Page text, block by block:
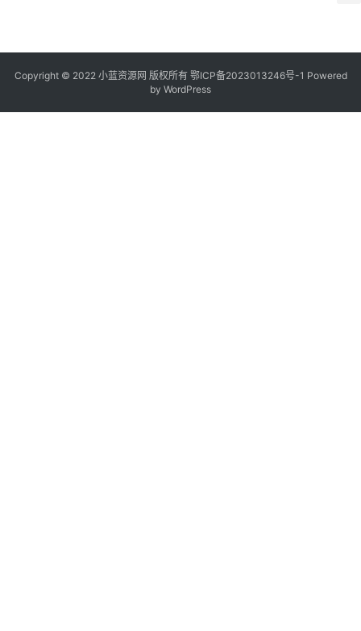
Copyright © 2022 小蓝资源网 版权所有 鄂ICP备2023013246号-1 Powered
by WordPress